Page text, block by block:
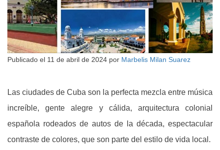
Publicado el 11 de abril de 2024 por Marbelis Milan Suarez
Las ciudades de Cuba son la perfecta mezcla entre música
increíble, gente alegre y cálida, arquitectura colonial
española rodeados de autos de la década, espectacular
contraste de colores, que son parte del estilo de vida local.